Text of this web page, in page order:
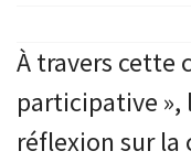
À travers cette
participative »,
réflexion sur la